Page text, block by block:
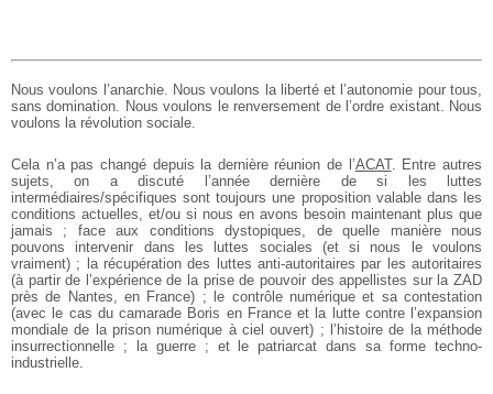
Nous voulons l’anarchie. Nous voulons la liberté et l’autonomie pour tous,
sans domination. Nous voulons le renversement de l’ordre existant. Nous
voulons la révolution sociale.
Cela n’a pas changé depuis la dernière réunion de l’ACAT. Entre autres
sujets, on a discuté l’année dernière de si les luttes
intermédiaires/spécifiques sont toujours une proposition valable dans les
conditions actuelles, et/ou si nous en avons besoin maintenant plus que
jamais ; face aux conditions dystopiques, de quelle manière nous
pouvons intervenir dans les luttes sociales (et si nous le voulons
vraiment) ; la récupération des luttes anti-autoritaires par les autoritaires
(à partir de l’expérience de la prise de pouvoir des appellistes sur la ZAD
près de Nantes, en France) ; le contrôle numérique et sa contestation
(avec le cas du camarade Boris en France et la lutte contre l’expansion
mondiale de la prison numérique à ciel ouvert) ; l’histoire de la méthode
insurrectionnelle ; la guerre ; et le patriarcat dans sa forme techno-
industrielle.